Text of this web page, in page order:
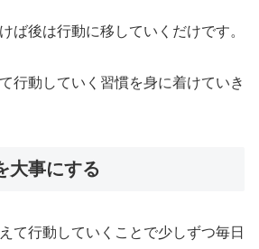
ば後は行動に移していくだけです。
行動していく習慣を身に着けていき
大事にする
て行動していくことで少しずつ毎日